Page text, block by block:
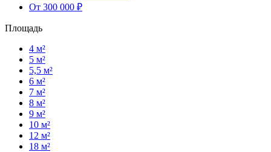
От 300 000 ₽
Площадь
4 м²
5 м²
5,5 м²
6 м²
7 м²
8 м²
9 м²
10 м²
12 м²
18 м²